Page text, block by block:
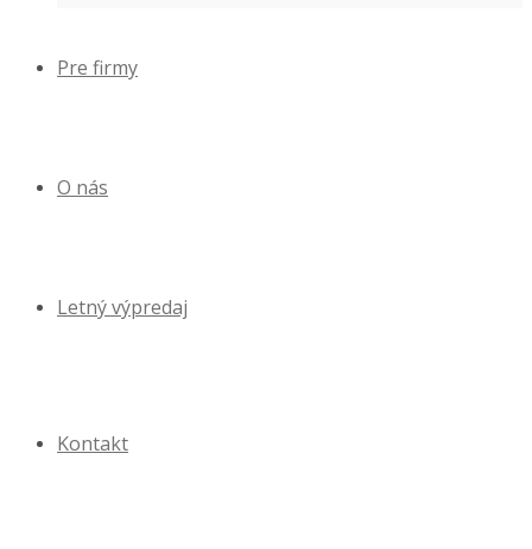
Pre firmy
O nás
Letný výpredaj
Kontakt